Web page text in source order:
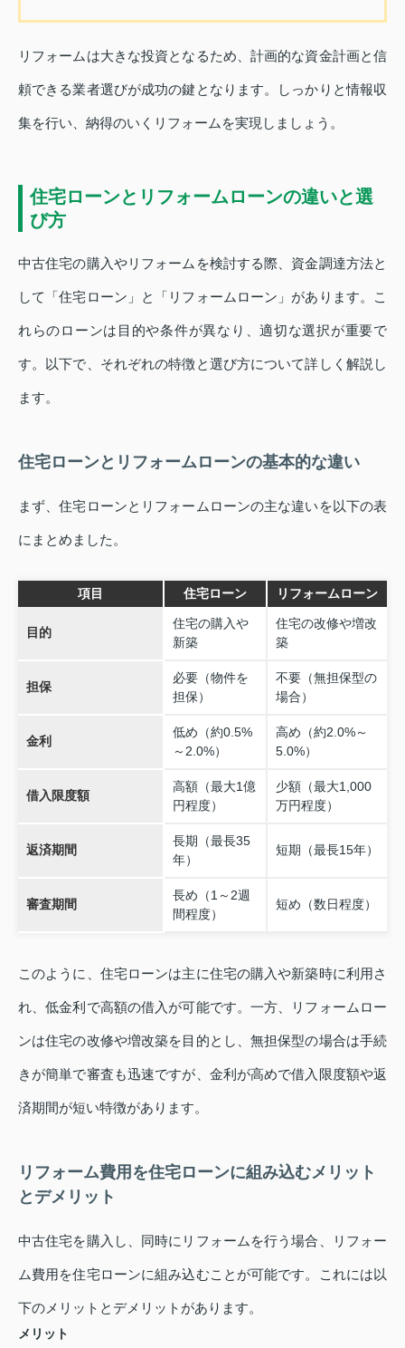
リフォームは大きな投資となるため、計画的な資金計画と信
頼できる業者選びが成功の鍵となります。しっかりと情報収
集を行い、納得のいくリフォームを実現しましょう。
住宅ローンとリフォームローンの違いと選
び方
中古住宅の購入やリフォームを検討する際、資金調達方法と
して「住宅ローン」と「リフォームローン」があります。こ
れらのローンは目的や条件が異なり、適切な選択が重要で
す。以下で、それぞれの特徴と選び方について詳しく解説し
ます。
住宅ローンとリフォームローンの基本的な違い
まず、住宅ローンとリフォームローンの主な違いを以下の表
にまとめました。
項目 住宅ローン リフォームローン
目的
住宅の購入や
新築
住宅の改修や増改
築
担保
必要（物件を
担保）
不要（無担保型の
場合）
金利
低め（約0.5%
～2.0%）
高め（約2.0%～
5.0%）
借入限度額
高額（最大1億
円程度）
少額（最大1,000
万円程度）
返済期間
長期（最長35
年）
短期（最長15年）
審査期間
長め（1～2週
間程度）
短め（数日程度）
このように、住宅ローンは主に住宅の購入や新築時に利用さ
れ、低金利で高額の借入が可能です。一方、リフォームロー
ンは住宅の改修や増改築を目的とし、無担保型の場合は手続
きが簡単で審査も迅速ですが、金利が高めで借入限度額や返
済期間が短い特徴があります。
リフォーム費用を住宅ローンに組み込むメリット
とデメリット
中古住宅を購入し、同時にリフォームを行う場合、リフォー
ム費用を住宅ローンに組み込むことが可能です。これには以
下のメリットとデメリットがあります。
メリット